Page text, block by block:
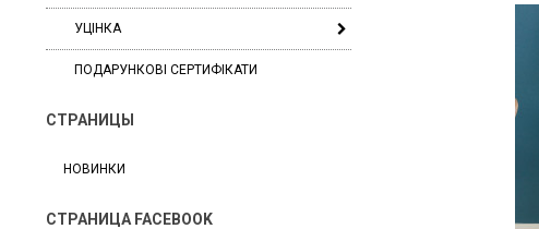
УЦІНКА
ПОДАРУНКОВІ СЕРТИФІКАТИ
СТРАНИЦЫ
НОВИНКИ
СТРАНИЦА FACEBOOK